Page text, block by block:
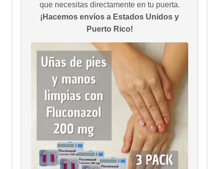
que necesitas directamente en tu puerta.
¡Hacemos envíos a Estados Unidos y
Puerto Rico!